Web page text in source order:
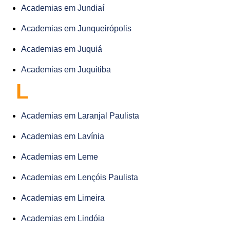
Academias em Jundiaí
Academias em Junqueirópolis
Academias em Juquiá
Academias em Juquitiba
L
Academias em Laranjal Paulista
Academias em Lavínia
Academias em Leme
Academias em Lençóis Paulista
Academias em Limeira
Academias em Lindóia